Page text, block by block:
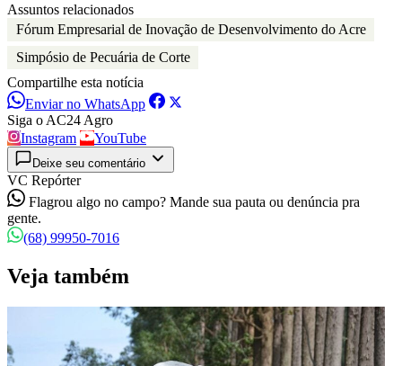
Assuntos relacionados
Fórum Empresarial de Inovação de Desenvolvimento do Acre
Simpósio de Pecuária de Corte
Compartilhe esta notícia
Enviar no WhatsApp
Siga o AC24 Agro
Instagram
YouTube
Deixe seu comentário
VC Repórter
Flagrou algo no campo? Mande sua pauta ou denúncia pra
gente.
(68) 99950-7016
Veja também